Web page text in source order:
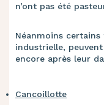
n’ont pas été
Néanmoins
industrielle,
encore après leur
Cancoillotte